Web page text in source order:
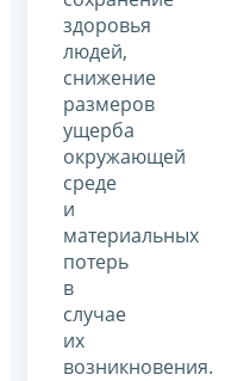
здоровья
людей,
снижение
размеров
ущерба
окружающей
среде
и
материальных
потерь
в
случае
их
возникновения.